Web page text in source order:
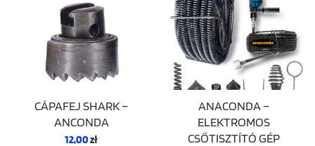
CÁPAFEJ SHARK –
ANCONDA
12,00zł
ANACONDA –
ELEKTROMOS
CSŐTISZTÍTÓ GÉP